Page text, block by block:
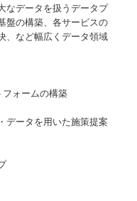
なデータを扱うデータプ
盤の構築、各サービスの
、など幅広くデータ領域
フォームの構築
データを用いた施策提案